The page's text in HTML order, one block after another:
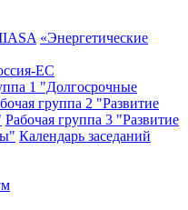
«Энергетические
ЕС
1 "Долгосрочные
группа 2 "Развитие
Рабочая группа 3 "Развитие
Календарь заседаний